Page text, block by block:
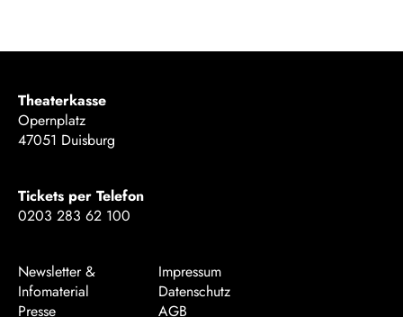
Theaterkasse
Opernplatz
47051 Duisburg
Tickets per Telefon
0203 283 62 100
Newsletter &
Infomaterial
Presse
Impressum
Datenschutz
AGB